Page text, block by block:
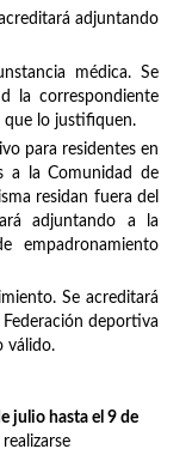
adjuntando
médica. Se
la correspondiente
lo justifiquen.
para residentes en
a la Comunidad de
residan fuera del
adjuntando a la
empadronamiento
Se acreditará
deportiva
válido.
julio hasta el 9 de